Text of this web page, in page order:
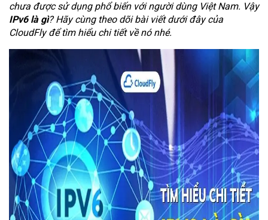
chưa được sử dụng phổ biến với người dùng Việt Nam. Vậy
IPv6 là gì? Hãy cùng theo dõi bài viết dưới đây của
CloudFly để tìm hiểu chi tiết về nó nhé.